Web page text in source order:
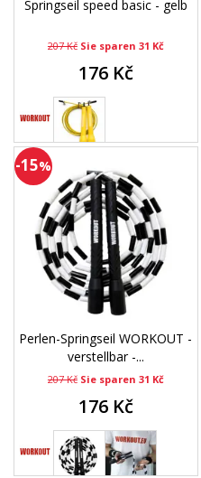
Springseil speed basic - gelb
207 Kč Sie sparen 31 Kč
176 Kč
-15%
Perlen-Springseil WORKOUT -
verstellbar -...
207 Kč Sie sparen 31 Kč
176 Kč